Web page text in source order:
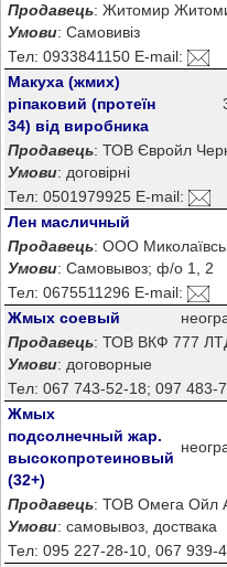
Продавець: Житомир
Умови: Самовивіз
Тел: 0933841150 E-mail:
Макуха (жмих)
ріпаковий (протеїн
34) від виробника
Продавець: ТОВ Євройл
Умови: договірні
Тел: 0501979925 E-mail:
Лен масличный
Продавець: ООО
Умови: Самовывоз; ф/о 1, 2
Тел: 0675511296 E-mail:
Жмых соевый
Продавець: ТОВ ВКФ 777 ЛТД
Умови: договорные
Тел: 067 743-52-18; 097 483-
Жмых
подсолнечный жар.
высокопротеиновый
(32+)
Продавець: ТОВ Омега Ойл
Умови: самовывоз, доствака
Тел: 095 227-28-10, 067 939-